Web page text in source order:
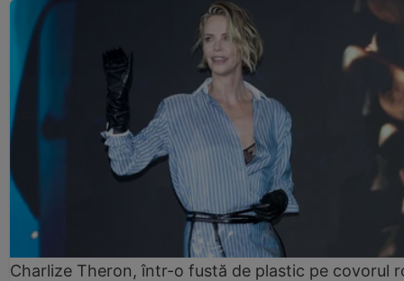
Charlize Theron, într-o fustă de plastic pe covorul